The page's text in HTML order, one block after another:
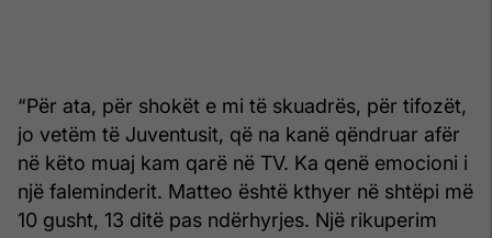
“Për ata, për shokët e mi të skuadrës, për tifozët,
jo vetëm të Juventusit, që na kanë qëndruar afër
në këto muaj kam qarë në TV. Ka qenë emocioni i
një faleminderit. Matteo është kthyer në shtëpi më
10 gusht, 13 ditë pas ndërhyrjes. Një rikuperim